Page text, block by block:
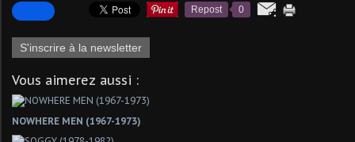
Repost 0
S'inscrire à la newsletter
Vous aimerez aussi :
NOWHERE MEN (1967-1973)